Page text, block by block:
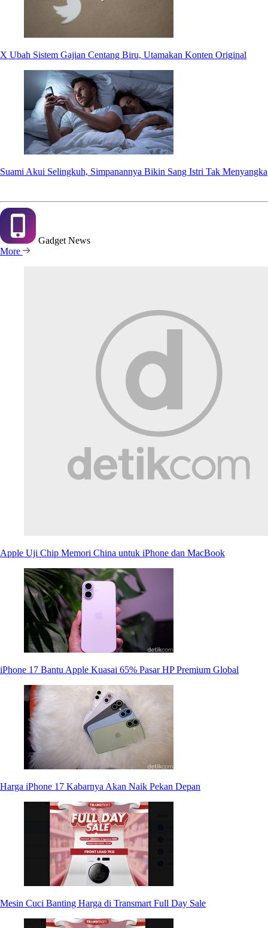
X Ubah Sistem Gajian Centang Biru, Utamakan Konten Original
Suami Akui Selingkuh, Simpanannya Bikin Sang Istri Tak Menyangka
Gadget News
More
Apple Uji Chip Memori China untuk iPhone dan MacBook
iPhone 17 Bantu Apple Kuasai 65% Pasar HP Premium Global
Harga iPhone 17 Kabarnya Akan Naik Pekan Depan
Mesin Cuci Banting Harga di Transmart Full Day Sale